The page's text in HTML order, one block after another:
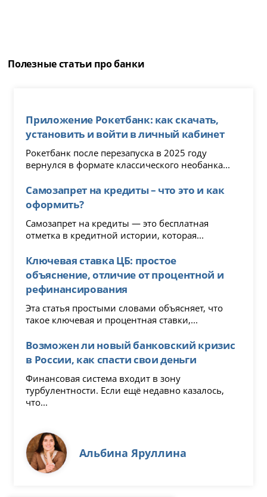
Полезные статьи про банки
Приложение Рокетбанк: как скачать,
установить и войти в личный кабинет
Рокетбанк после перезапуска в 2025 году
вернулся в формате классического необанка...
Самозапрет на кредиты – что это и как
оформить?
Самозапрет на кредиты — это бесплатная
отметка в кредитной истории, которая...
Ключевая ставка ЦБ: простое
объяснение, отличие от процентной и
рефинансирования
Эта статья простыми словами объясняет, что
такое ключевая и процентная ставки,...
Возможен ли новый банковский кризис
в России, как спасти свои деньги
Финансовая система входит в зону
турбулентности. Если ещё недавно казалось,
что...
Альбина Яруллина